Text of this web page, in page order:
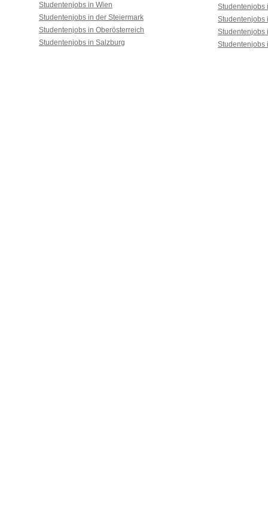
Studentenjobs in Wien
Studentenjobs in der Steiermark
Studentenjobs in Oberösterreich
Studentenjobs in Salzburg
Studentenjobs
Studentenjobs
Studentenjobs
Studentenjobs